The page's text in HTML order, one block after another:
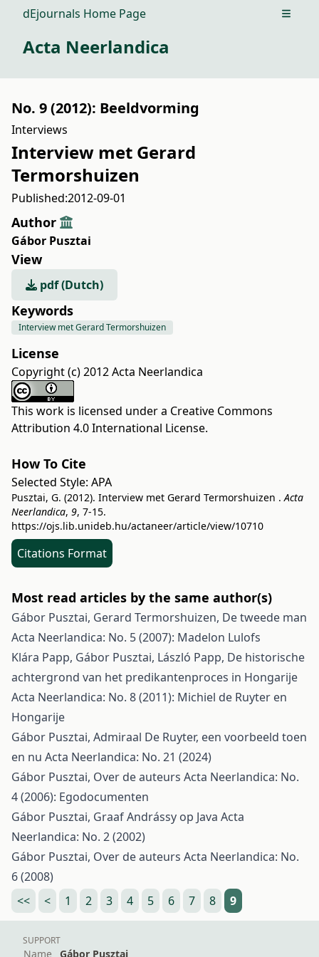
dEjournals Home Page Open
Acta Neerlandica
No. 9 (2012): Beeldvorming
Interviews
Interview met Gerard
Termorshuizen
Published:2012-09-01
Author
Gábor Pusztai
View
pdf (Dutch)
Keywords
Interview met Gerard Termorshuizen
License
Copyright (c) 2012 Acta Neerlandica
This work is licensed under a Creative Commons
Attribution 4.0 International License.
How To Cite
Selected Style: APA
Pusztai, G. (2012). Interview met Gerard Termorshuizen .Acta
Neerlandica, 9, 7-15.
https://ojs.lib.unideb.hu/actaneer/article/view/10710
Citations Format
Most read articles by the same author(s)
Gábor Pusztai, Gerard Termorshuizen, De tweede man
Acta Neerlandica: No. 5 (2007): Madelon Lulofs
Klára Papp, Gábor Pusztai, László Papp, De historische
achtergrond van het predikantenproces in Hongarije
Acta Neerlandica: No. 8 (2011): Michiel de Ruyter en
Hongarije
Gábor Pusztai, Admiraal De Ruyter, een voorbeeld toen
en nu Acta Neerlandica: No. 21 (2024)
Gábor Pusztai, Over de auteurs Acta Neerlandica: No.
4 (2006): Egodocumenten
Gábor Pusztai, Graaf Andrássy op Java Acta
Neerlandica: No. 2 (2002)
Gábor Pusztai, Over de auteurs Acta Neerlandica: No.
6 (2008)
<<
< 1 2 3 4 5 6 7 8 9
SUPPORT
Name Gábor Pusztai